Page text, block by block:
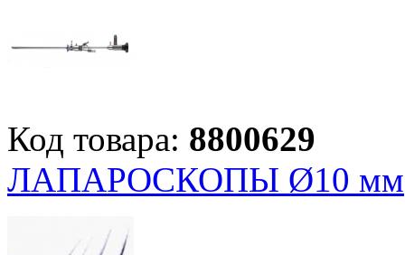
Код товара: 8800629
ЛАПАРОСКОПЫ Ø10 мм